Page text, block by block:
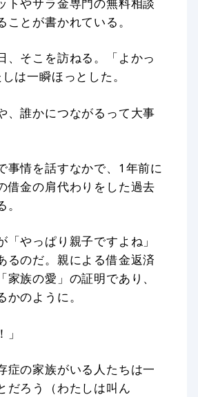
ことが書かれている。
、そこを訪ねる。「よかっ
は一瞬ほっとした。
、誰かにつながるって大事
事情を話すなかで、1年前に
借金の肩代わりをした過去
「やっぱり親子ですよね」
るのだ。親による借金返済
家族の愛」の証明であり、
かのように。
症の家族がいる人たちは一
だろう（わたしは叫ん